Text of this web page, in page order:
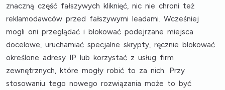
znaczną część fałszywych kliknięć, nic nie chroni też
reklamodawców przed fałszywymi leadami. Wcześniej
mogli oni przeglądać i blokować podejrzane miejsca
docelowe, uruchamiać specjalne skrypty, ręcznie blokować
określone adresy IP lub korzystać z usług firm
zewnętrznych, które mogły robić to za nich. Przy
stosowaniu tego nowego rozwiązania może to być